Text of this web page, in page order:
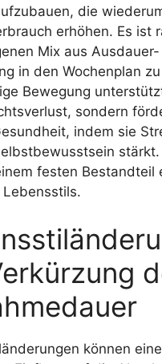
die
erhöhen. Es ist
Mix aus Ausdauer-
in den Wochenplan
Bewegung
sondern
indem sie
stärkt.
festen Bestandteil
können